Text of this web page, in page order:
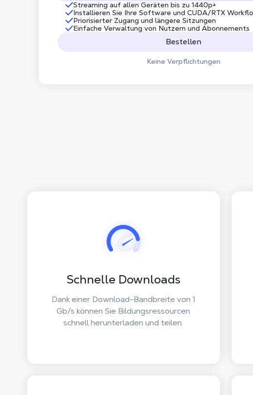
Streaming auf allen Geräten bis zu 1440p+
Installieren Sie Ihre Software und CUDA/RTX
Priorisierter Zugang und längere Sitzungen
Einfache Verwaltung von Nutzern und Abonnements
Bestellen
Keine Verpflichtungen
Schnelle Downloads
Dank einer Download-Bandbreite von 1
Gb/s können Sie Bildungsressourcen
schnell herunterladen und teilen.